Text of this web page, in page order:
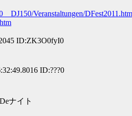
Veranstaltungen/
ID:ZK3O0fyI0
ID:???0
ナイト